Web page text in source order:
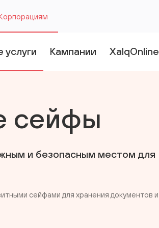
услуги
операции
инкассо-2504
Кампании XalqOnline
haqqı layihəsi
пользователя
сейфы
и безопасным местом для
сейфами для хранения документов и